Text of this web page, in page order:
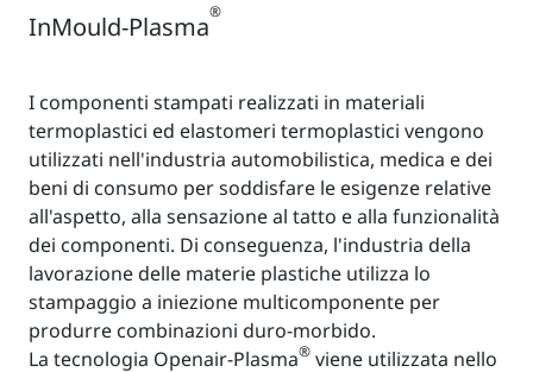
InMould-Plasma®
I componenti stampati realizzati in materiali
termoplastici ed elastomeri termoplastici vengono
utilizzati nell'industria automobilistica, medica e dei
beni di consumo per soddisfare le esigenze relative
all'aspetto, alla sensazione al tatto e alla funzionalità
dei componenti. Di conseguenza, l'industria della
lavorazione delle materie plastiche utilizza lo
stampaggio a iniezione multicomponente per
produrre combinazioni duro-morbido.
La tecnologia Openair-Plasma® viene utilizzata nello